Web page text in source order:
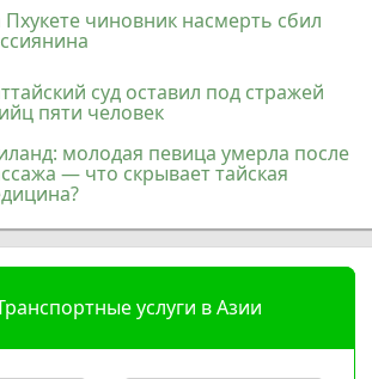
Пхукете чиновник насмерть сбил
суд оставил под стражей
пяти человек
молодая певица умерла после
— что скрывает тайская
услуги в Азии